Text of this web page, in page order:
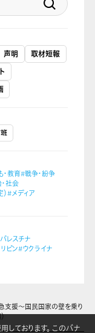
声明
取材短報
・教育#戦争・紛争
社会
#メディア
レスチナ
ピン#ウクライナ
支援～国民国家の壁を乗り
しております。 このバナ